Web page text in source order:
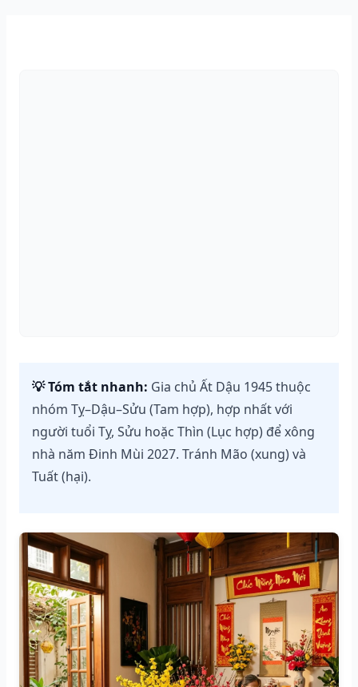
💡 Tóm tắt nhanh: Gia chủ Ất Dậu 1945 thuộc
nhóm Tỵ–Dậu–Sửu (Tam hợp), hợp nhất với
người tuổi Tỵ, Sửu hoặc Thìn (Lục hợp) để xông
nhà năm Đinh Mùi 2027. Tránh Mão (xung) và
Tuất (hại).